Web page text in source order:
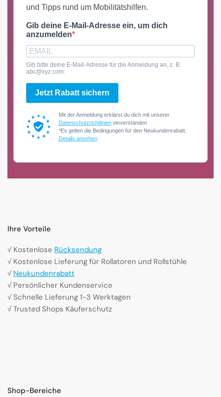
und Tipps rund um Mobilitätshilfen.
Gib deine E-Mail-Adresse ein, um dich
anzumelden
Gib bitte deine E-Mail-Adresse für die Anmeldung an, z. B.
abc@xyz.com.
Jetzt Rabatt sichern
Mit der Anmeldung erklärst du dich mit unserer
Datenschutzrichtlinieneinverstanden.
*Es gelten die Bedingungen für den Neukundenrabatt.
Details ansehen
Ihre Vorteile
√ Kostenlose Rücksendung
√ Kostenlose Lieferung für Rollatoren und Rollstühle
√ Neukundenrabatt
√ Persönlicher Kundenservice
√ Schnelle Lieferung 1-3 Werktagen
√ Trusted Shops Käuferschutz
Shop-Bereiche